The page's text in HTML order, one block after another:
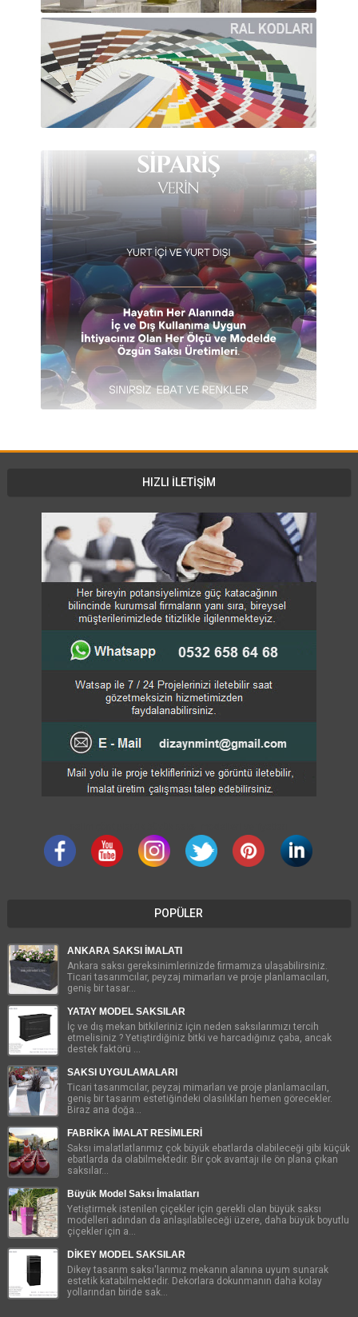
HIZLI İLETİŞİM
POPÜLER
ANKARA SAKSI İMALATI
Ankara saksı gereksinimlerinizde firmamıza ulaşabilirsiniz.
Ticari tasarımcılar, peyzaj mimarları ve proje planlamacıları,
geniş bir tasar...
YATAY MODEL SAKSILAR
İç ve dış mekan bitkileriniz için neden saksılarımızı tercih
etmelisiniz ? Yetiştirdiğiniz bitki ve harcadığınız çaba, ancak
destek faktörü ...
SAKSI UYGULAMALARI
Ticari tasarımcılar, peyzaj mimarları ve proje planlamacıları,
geniş bir tasarım estetiğindeki olasılıkları hemen görecekler.
Biraz ana doğa...
FABRİKA İMALAT RESİMLERİ
Saksı imalatlatlarımız çok büyük ebatlarda olabileceği gibi küçük
ebatlarda da olabilmektedir. Bir çok avantajı ile ön plana çıkan
saksılar...
Büyük Model Saksı İmalatları
Yetiştirmek istenilen çiçekler için gerekli olan büyük saksı
modelleri adından da anlaşılabileceği üzere, daha büyük boyutlu
çiçekler için a...
DİKEY MODEL SAKSILAR
Dikey tasarım saksı'larımız mekanın alanına uyum sunarak
estetik katabilmektedir. Dekorlara dokunmanın daha kolay
yollarından biride sak...